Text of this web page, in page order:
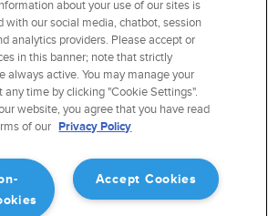
Lookup
Cookie Settings
Security & Certifications
Buy ForeFlight Gear
CONNECT WITH US
about your use of our sites is
with our social media, chatbot, session
analytics providers. Please accept or
in this banner; note that strictly
always active. You may manage your
any time by clicking "Cookie Settings".
website, you agree that you have read
of our Privacy Policy
Accept Cookies